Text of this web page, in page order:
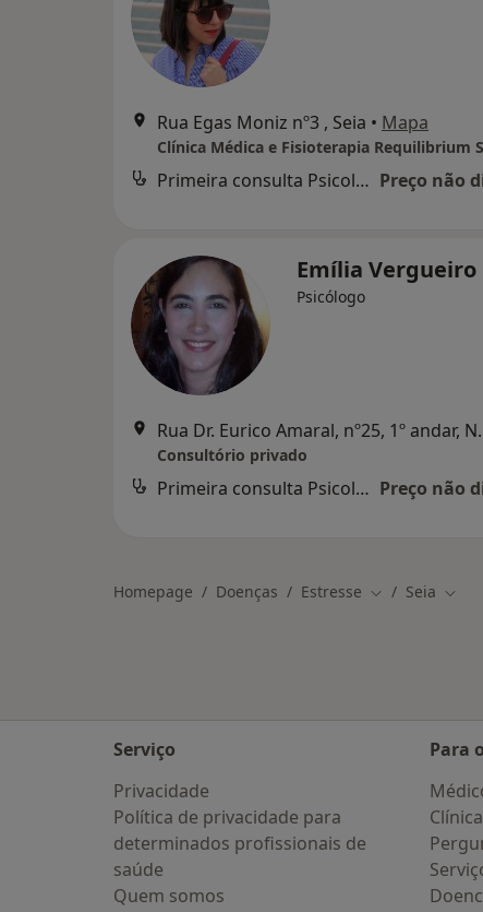
Rua Egas Moniz nº3 , Seia • Mapa
Primeira consulta Psicologia Preço não
Emília Vergueiro
Psicólogo
Rua Dr.
Consultório privado
Primeira consulta Psicologia Preço não
Homepage Doenças Estresse Mudar de cidade
Seia
Serviço
Privacidade
Política de privacidade para
determinados profissionais de
saúde
Quem somos
Para